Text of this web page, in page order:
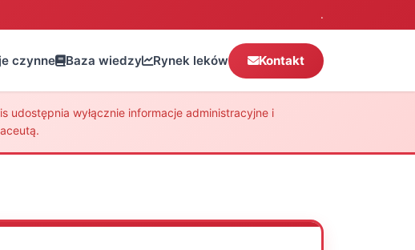
.
czynne Baza wiedzy Rynek leków Kontakt
udostępnia wyłącznie informacje administracyjne i